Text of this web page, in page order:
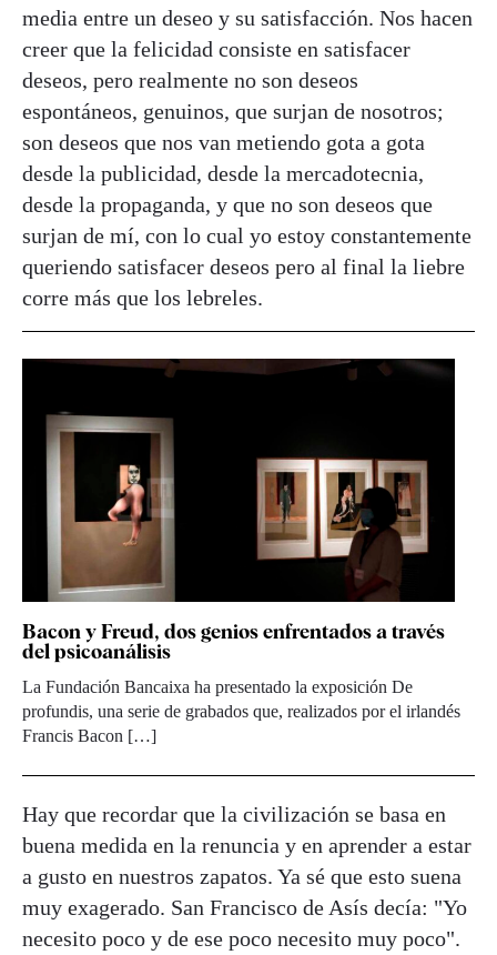
media entre un deseo y su satisfacción. Nos hacen
creer que la felicidad consiste en satisfacer
deseos, pero realmente no son deseos
espontáneos, genuinos, que surjan de nosotros;
son deseos que nos van metiendo gota a gota
desde la publicidad, desde la mercadotecnia,
desde la propaganda, y que no son deseos que
surjan de mí, con lo cual yo estoy constantemente
queriendo satisfacer deseos pero al final la liebre
corre más que los lebreles.
Bacon y Freud, dos genios enfrentados a través
del psicoanálisis
La Fundación Bancaixa ha presentado la exposición De
profundis, una serie de grabados que, realizados por el irlandés
Francis Bacon […]
Hay que recordar que la civilización se basa en
buena medida en la renuncia y en aprender a estar
a gusto en nuestros zapatos. Ya sé que esto suena
muy exagerado. San Francisco de Asís decía: "Yo
necesito poco y de ese poco necesito muy poco".